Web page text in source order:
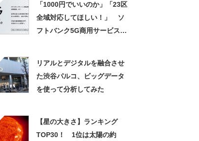
「1000円でいいのか」「23区
全域対応してほしい！」 ソ
フトバンク5G商用サービス発
リアルとデジタルを融合させ
た渋谷パルコ、ビッグデータ
を使って分析してみた
【星の大きさ】ランキング
TOP30！ 1位は太陽の約